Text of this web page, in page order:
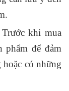
khi mua
phẩm để đảm
có những